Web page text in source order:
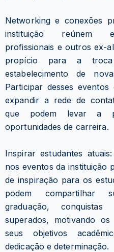
Networking e conexões
instituição reúnem
profissionais e outros ex-
propício para a
estabelecimento de
Participar desses
expandir a rede de
que podem levar a
oportunidades de carreira.
Inspirar estudantes
nos eventos da instituição
de inspiração para os
podem compartilhar
graduação,
superados, motivando
seus objetivos
dedicação e determinação.